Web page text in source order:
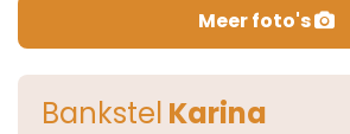
Meer foto's
Bankstel Karina